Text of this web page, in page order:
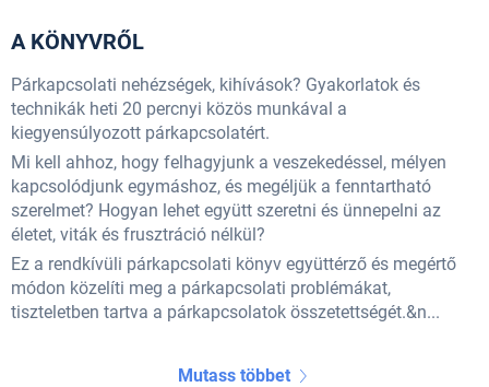
A KÖNYVRŐL
Párkapcsolati nehézségek, kihívások? Gyakorlatok és
technikák heti 20 percnyi közös munkával a
kiegyensúlyozott párkapcsolatért.
Mi kell ahhoz, hogy felhagyjunk a veszekedéssel, mélyen
kapcsolódjunk egymáshoz, és megéljük a fenntartható
szerelmet? Hogyan lehet együtt szeretni és ünnepelni az
életet, viták és frusztráció nélkül?
Ez a rendkívüli párkapcsolati könyv együttérző és megértő
módon közelíti meg a párkapcsolati problémákat,
tiszteletben tartva a párkapcsolatok összetettségét.&n...
Mutass többet